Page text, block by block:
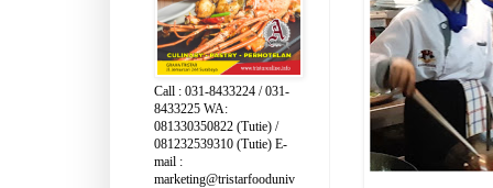
Call : 031-8433224 / 031-
8433225 WA:
081330350822 (Tutie) /
081232539310 (Tutie) E-
mail :
marketing@tristarfooduniv